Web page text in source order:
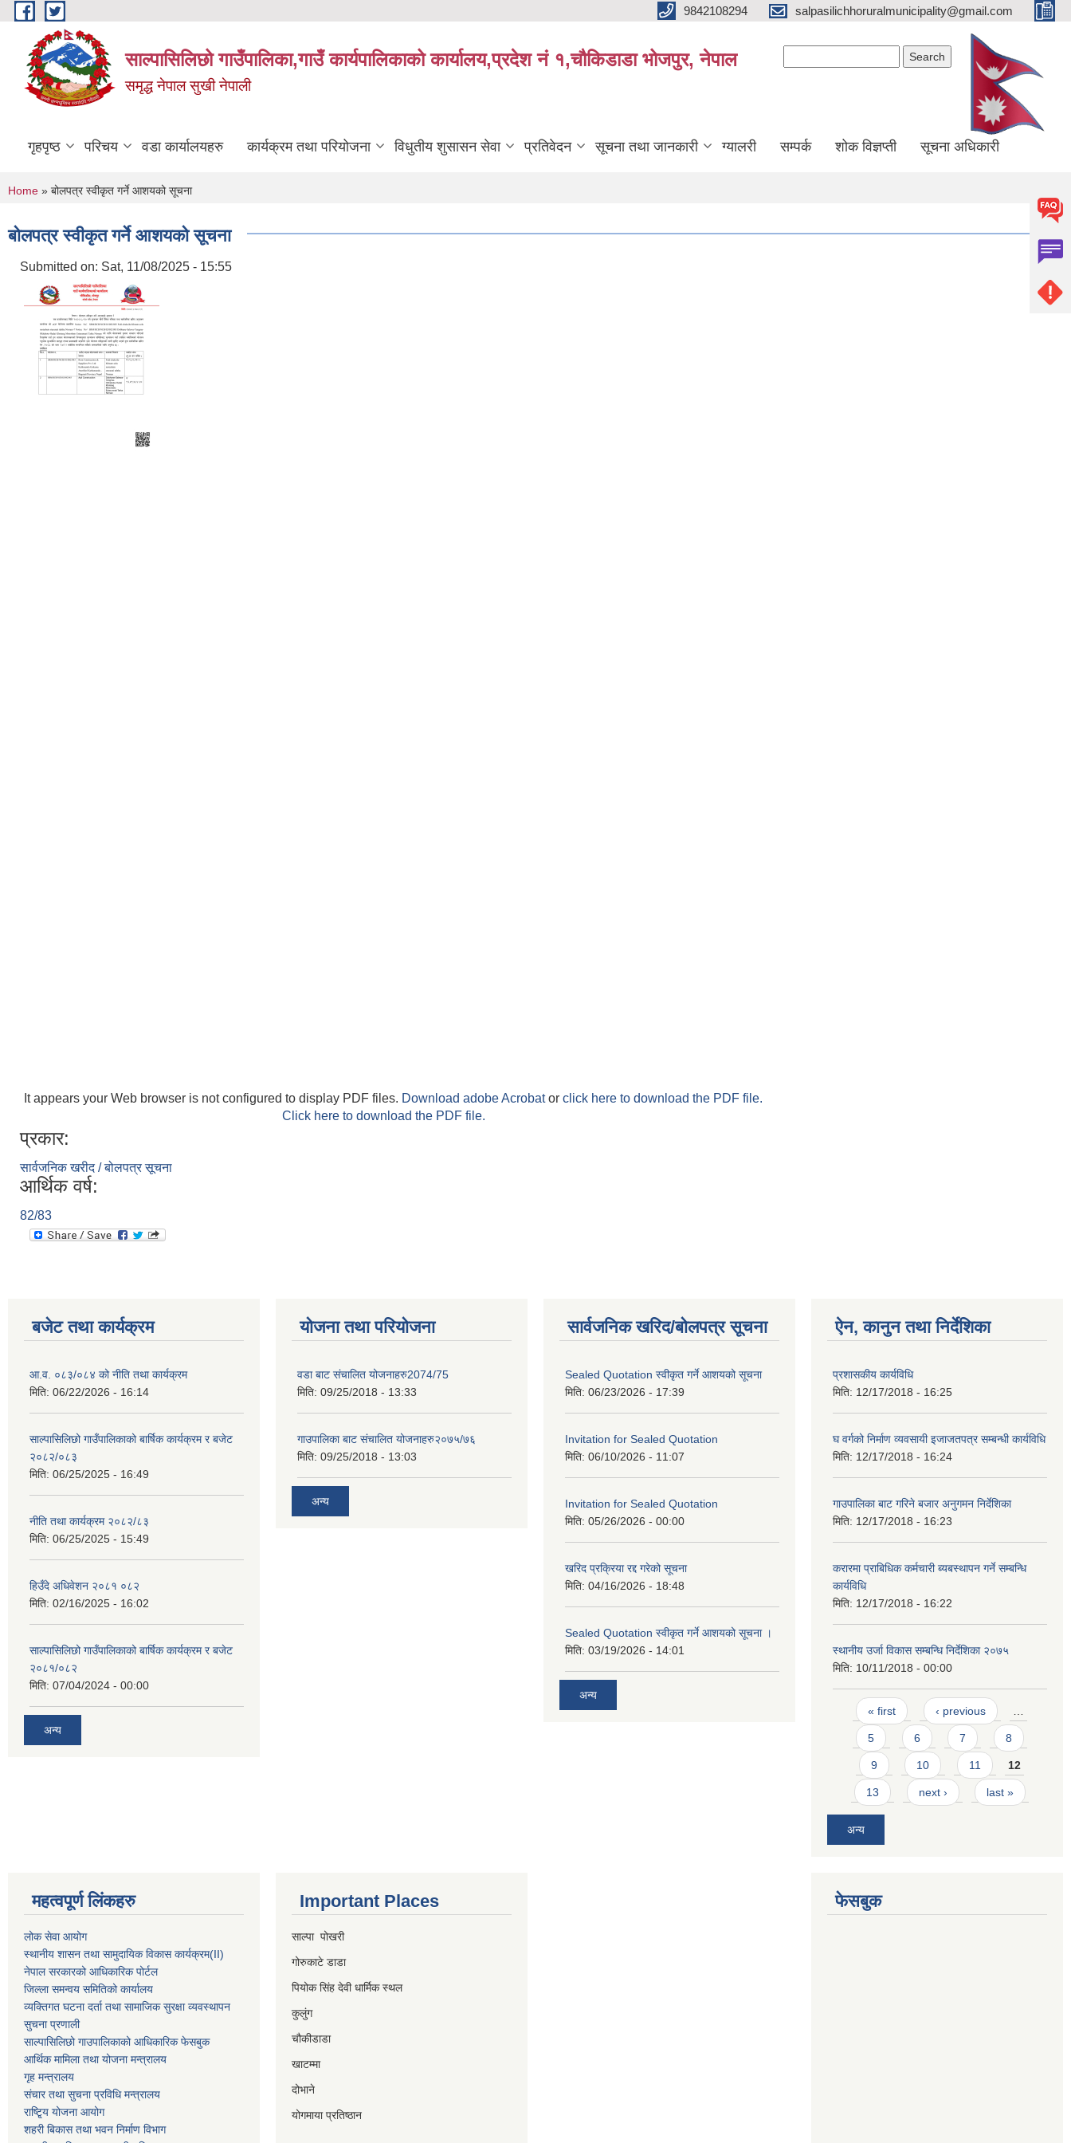
Skip to main content 9842108294 salpasilichhoruralmunicipality@gmail.com
साल्पासिलिछो गाउँपालिका,गाउँ कार्यपालिकाको कार्यालय,प्रदेश नं १,चौकिडाडा भोजपुर, नेपाल
समृद्ध नेपाल सुखी नेपाली
गृहपृष्ठ परिचय वडा कार्यालयहरु कार्यक्रम तथा परियोजना विधुतीय शुसासन सेवा प्रतिवेदन सूचना तथा जानकारी ग्यालरी सम्पर्क शोक विज्ञप्ती सूचना अधिकारी
You are here
Home » बोलपत्र स्वीकृत गर्ने आशयको सूचना
बोलपत्र स्वीकृत गर्ने आशयको सूचना
Submitted on: Sat, 11/08/2025 - 15:55
It appears your Web browser is not configured to display PDF files. Download adobe Acrobator click here to download the PDF file.
Click here to download the PDF file.
प्रकार:
सार्वजनिक खरीद / बोलपत्र सूचना
आर्थिक वर्ष:
82/83
बजेट तथा कार्यक्रम
आ.व. ०८३/०८४ को नीति तथा कार्यक्रम
मिति: 06/22/2026 - 16:14
साल्पासिलिछो गाउँपालिकाको बार्षिक कार्यक्रम र बजेट
२०८२/०८३
मिति: 06/25/2025 - 16:49
नीति तथा कार्यक्रम २०८२/८३
मिति: 06/25/2025 - 15:49
हिउँदे अधिवेशन २०८१ ०८२
मिति: 02/16/2025 - 16:02
साल्पासिलिछो गाउँपालिकाको बार्षिक कार्यक्रम र बजेट
२०८१/०८२
मिति: 07/04/2024 - 00:00
अन्य
योजना तथा परियोजना
वडा बाट संचालित योजनाहरु2074/75
मिति: 09/25/2018 - 13:33
गाउपालिका बाट संचालित योजनाहरु२०७५/७६
मिति: 09/25/2018 - 13:03
अन्य
सार्वजनिक खरिद/बोलपत्र सूचना
Sealed Quotation स्वीकृत गर्ने आशयको सूचना
मिति: 06/23/2026 - 17:39
Invitation for Sealed Quotation
मिति: 06/10/2026 - 11:07
Invitation for Sealed Quotation
मिति: 05/26/2026 - 00:00
खरिद प्रक्रिया रद्द गरेको सूचना
मिति: 04/16/2026 - 18:48
Sealed Quotation स्वीकृत गर्ने आशयको सूचना ।
मिति: 03/19/2026 - 14:01
अन्य
ऐन, कानुन तथा निर्देशिका
प्रशासकीय कार्यविधि
मिति: 12/17/2018 - 16:25
घ वर्गको निर्माण व्यवसायी इजाजतपत्र सम्बन्धी कार्यविधि
मिति: 12/17/2018 - 16:24
गाउपालिका बाट गरिने बजार अनुगमन निर्देशिका
मिति: 12/17/2018 - 16:23
करारमा प्राबिधिक कर्मचारी ब्यबस्थापन गर्ने सम्बन्धि
कार्यविधि
मिति: 12/17/2018 - 16:22
स्थानीय उर्जा विकास सम्बन्धि निर्देशिका २०७५
मिति: 10/11/2018 - 00:00
Pages
« first ‹ previous …
5 6 7 8
9 10 11 12
13 next › last »
अन्य
महत्वपूर्ण लिंकहरु
लोक सेवा आयोग
स्थानीय शासन तथा सामुदायिक विकास कार्यक्रम(II)
नेपाल सरकारको आधिकारिक पोर्टल
जिल्ला समन्वय समितिको कार्यालय
व्यक्तिगत घटना दर्ता तथा सामाजिक सुरक्षा व्यवस्थापन
सुचना प्रणाली
साल्पासिलिछो गाउपालिकाको आधिकारिक फेसबुक
आर्थिक मामिला तथा योजना मन्त्रालय
गृह मन्त्रालय
संचार तथा सुचना प्रविधि मन्त्रालय
राष्टि्ृय योजना आयोग
शहरी बिकास तथा भवन निर्माण विभाग
Important Places
साल्पा पोखरी
गोरुकाटे डाडा
पियोक सिंह देवी धार्मिक स्थल
कुलुंग
चौकीडाडा
खाटम्मा
दोभाने
योगमाया प्रतिष्ठान
फेसबुक